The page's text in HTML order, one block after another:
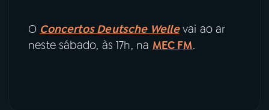
O Concertos Deutsche Wellevai ao ar
neste sábado, às 17h, na MEC FM.